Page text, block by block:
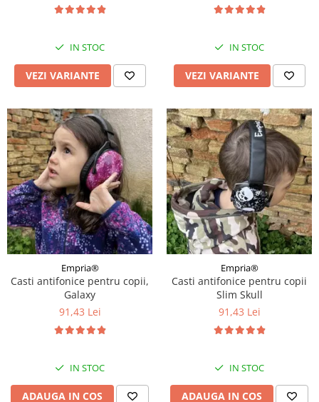
IN STOC
VEZI VARIANTE
IN STOC
VEZI VARIANTE
Empria®
Casti antifonice pentru copii,
Galaxy
91,43 Lei
IN STOC
ADAUGA IN COS
Empria®
Casti antifonice pentru copii
Slim Skull
91,43 Lei
IN STOC
ADAUGA IN COS